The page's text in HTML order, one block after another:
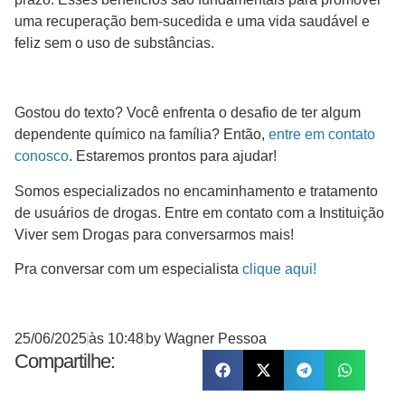
uma recuperação bem-sucedida e uma vida saudável e
feliz sem o uso de substâncias.
Gostou do texto? Você enfrenta o desafio de ter algum
dependente químico na família? Então, entre em contato
conosco. Estaremos prontos para ajudar!
Somos especializados no encaminhamento e tratamento
de usuários de drogas. Entre em contato com a Instituição
Viver sem Drogas para conversarmos mais!
Pra conversar com um especialista clique aqui!
25/06/2025às 10:48 by Wagner Pessoa
Compartilhe: